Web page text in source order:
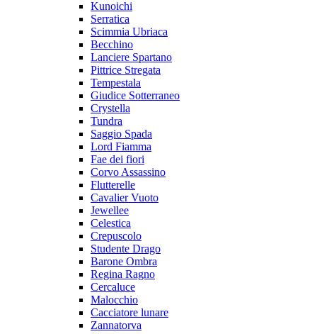
Kunoichi
Serratica
Scimmia Ubriaca
Becchino
Lanciere Spartano
Pittrice Stregata
Tempestala
Giudice Sotterraneo
Crystella
Tundra
Saggio Spada
Lord Fiamma
Fae dei fiori
Corvo Assassino
Flutterelle
Cavalier Vuoto
Jewellee
Celestica
Crepuscolo
Studente Drago
Barone Ombra
Regina Ragno
Cercaluce
Malocchio
Cacciatore lunare
Zannatorva